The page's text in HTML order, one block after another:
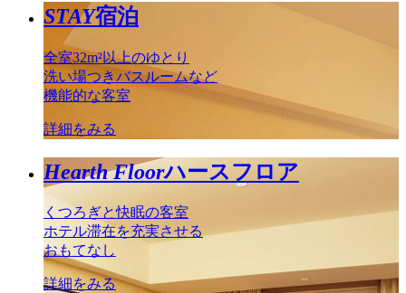
STAY宿泊
全室32m²以上のゆとり
洗い場つきバスルームなど
機能的な客室
詳細をみる
Hearth Floorハースフロア
くつろぎと快眠の客室
ホテル滞在を充実させる
おもてなし
詳細をみる